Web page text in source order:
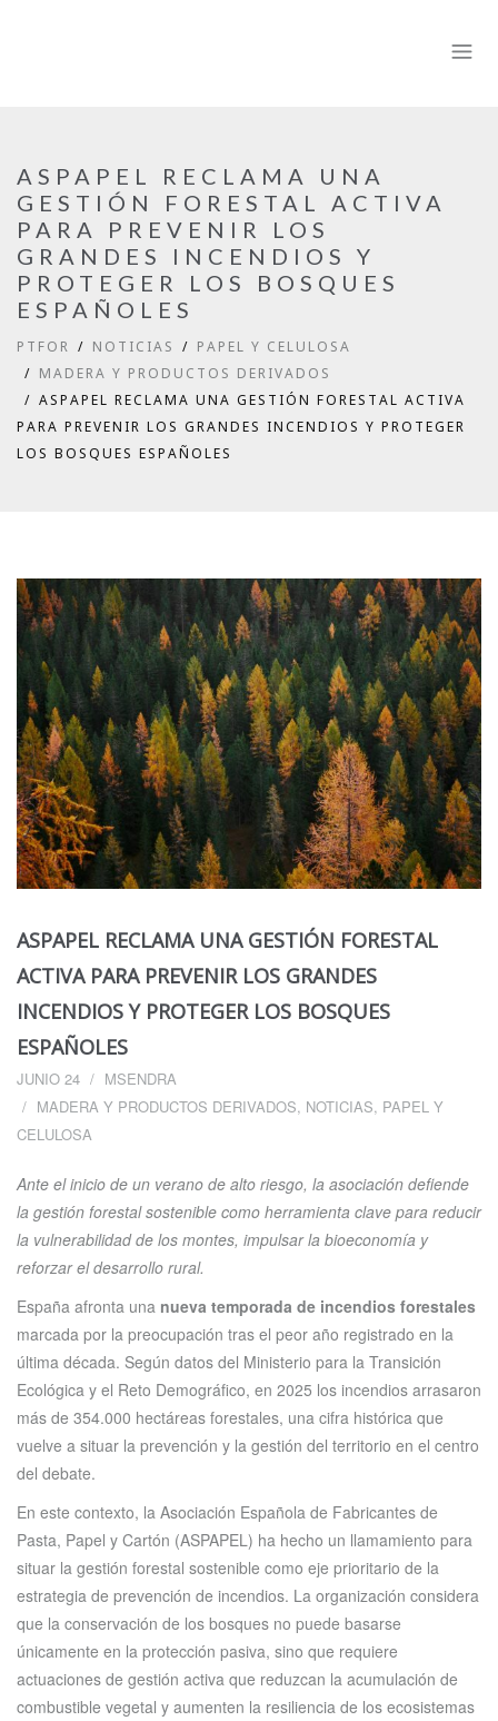
ASPAPEL RECLAMA UNA
GESTIÓN FORESTAL ACTIVA
PARA PREVENIR LOS
GRANDES INCENDIOS Y
PROTEGER LOS BOSQUES
ESPAÑOLES
PTFOR NOTICIAS
PAPEL Y CELULOSA
MADERA Y PRODUCTOS DERIVADOS
ASPAPEL RECLAMA UNA GESTIÓN FORESTAL ACTIVA
PARA PREVENIR LOS GRANDES INCENDIOS Y PROTEGER
LOS BOSQUES ESPAÑOLES
ASPAPEL RECLAMA UNA GESTIÓN FORESTAL
ACTIVA PARA PREVENIR LOS GRANDES
INCENDIOS Y PROTEGER LOS BOSQUES
ESPAÑOLES
JUNIO 24
MSENDRA
MADERA Y PRODUCTOS DERIVADOS, NOTICIAS, PAPEL Y
CELULOSA
Ante el inicio de un verano de alto riesgo, la asociación defiende
la gestión forestal sostenible como herramienta clave para reducir
la vulnerabilidad de los montes, impulsar la bioeconomía y
reforzar el desarrollo rural.
España afronta una nueva temporada de incendios forestales
marcada por la preocupación tras el peor año registrado en la
última década. Según datos del Ministerio para la Transición
Ecológica y el Reto Demográfico, en 2025 los incendios arrasaron
más de 354.000 hectáreas forestales, una cifra histórica que
vuelve a situar la prevención y la gestión del territorio en el centro
del debate.
En este contexto, la Asociación Española de Fabricantes de
Pasta, Papel y Cartón (ASPAPEL) ha hecho un llamamiento para
situar la gestión forestal sostenible como eje prioritario de la
estrategia de prevención de incendios. La organización considera
que la conservación de los bosques no puede basarse
únicamente en la protección pasiva, sino que requiere
actuaciones de gestión activa que reduzcan la acumulación de
combustible vegetal y aumenten la resiliencia de los ecosistemas